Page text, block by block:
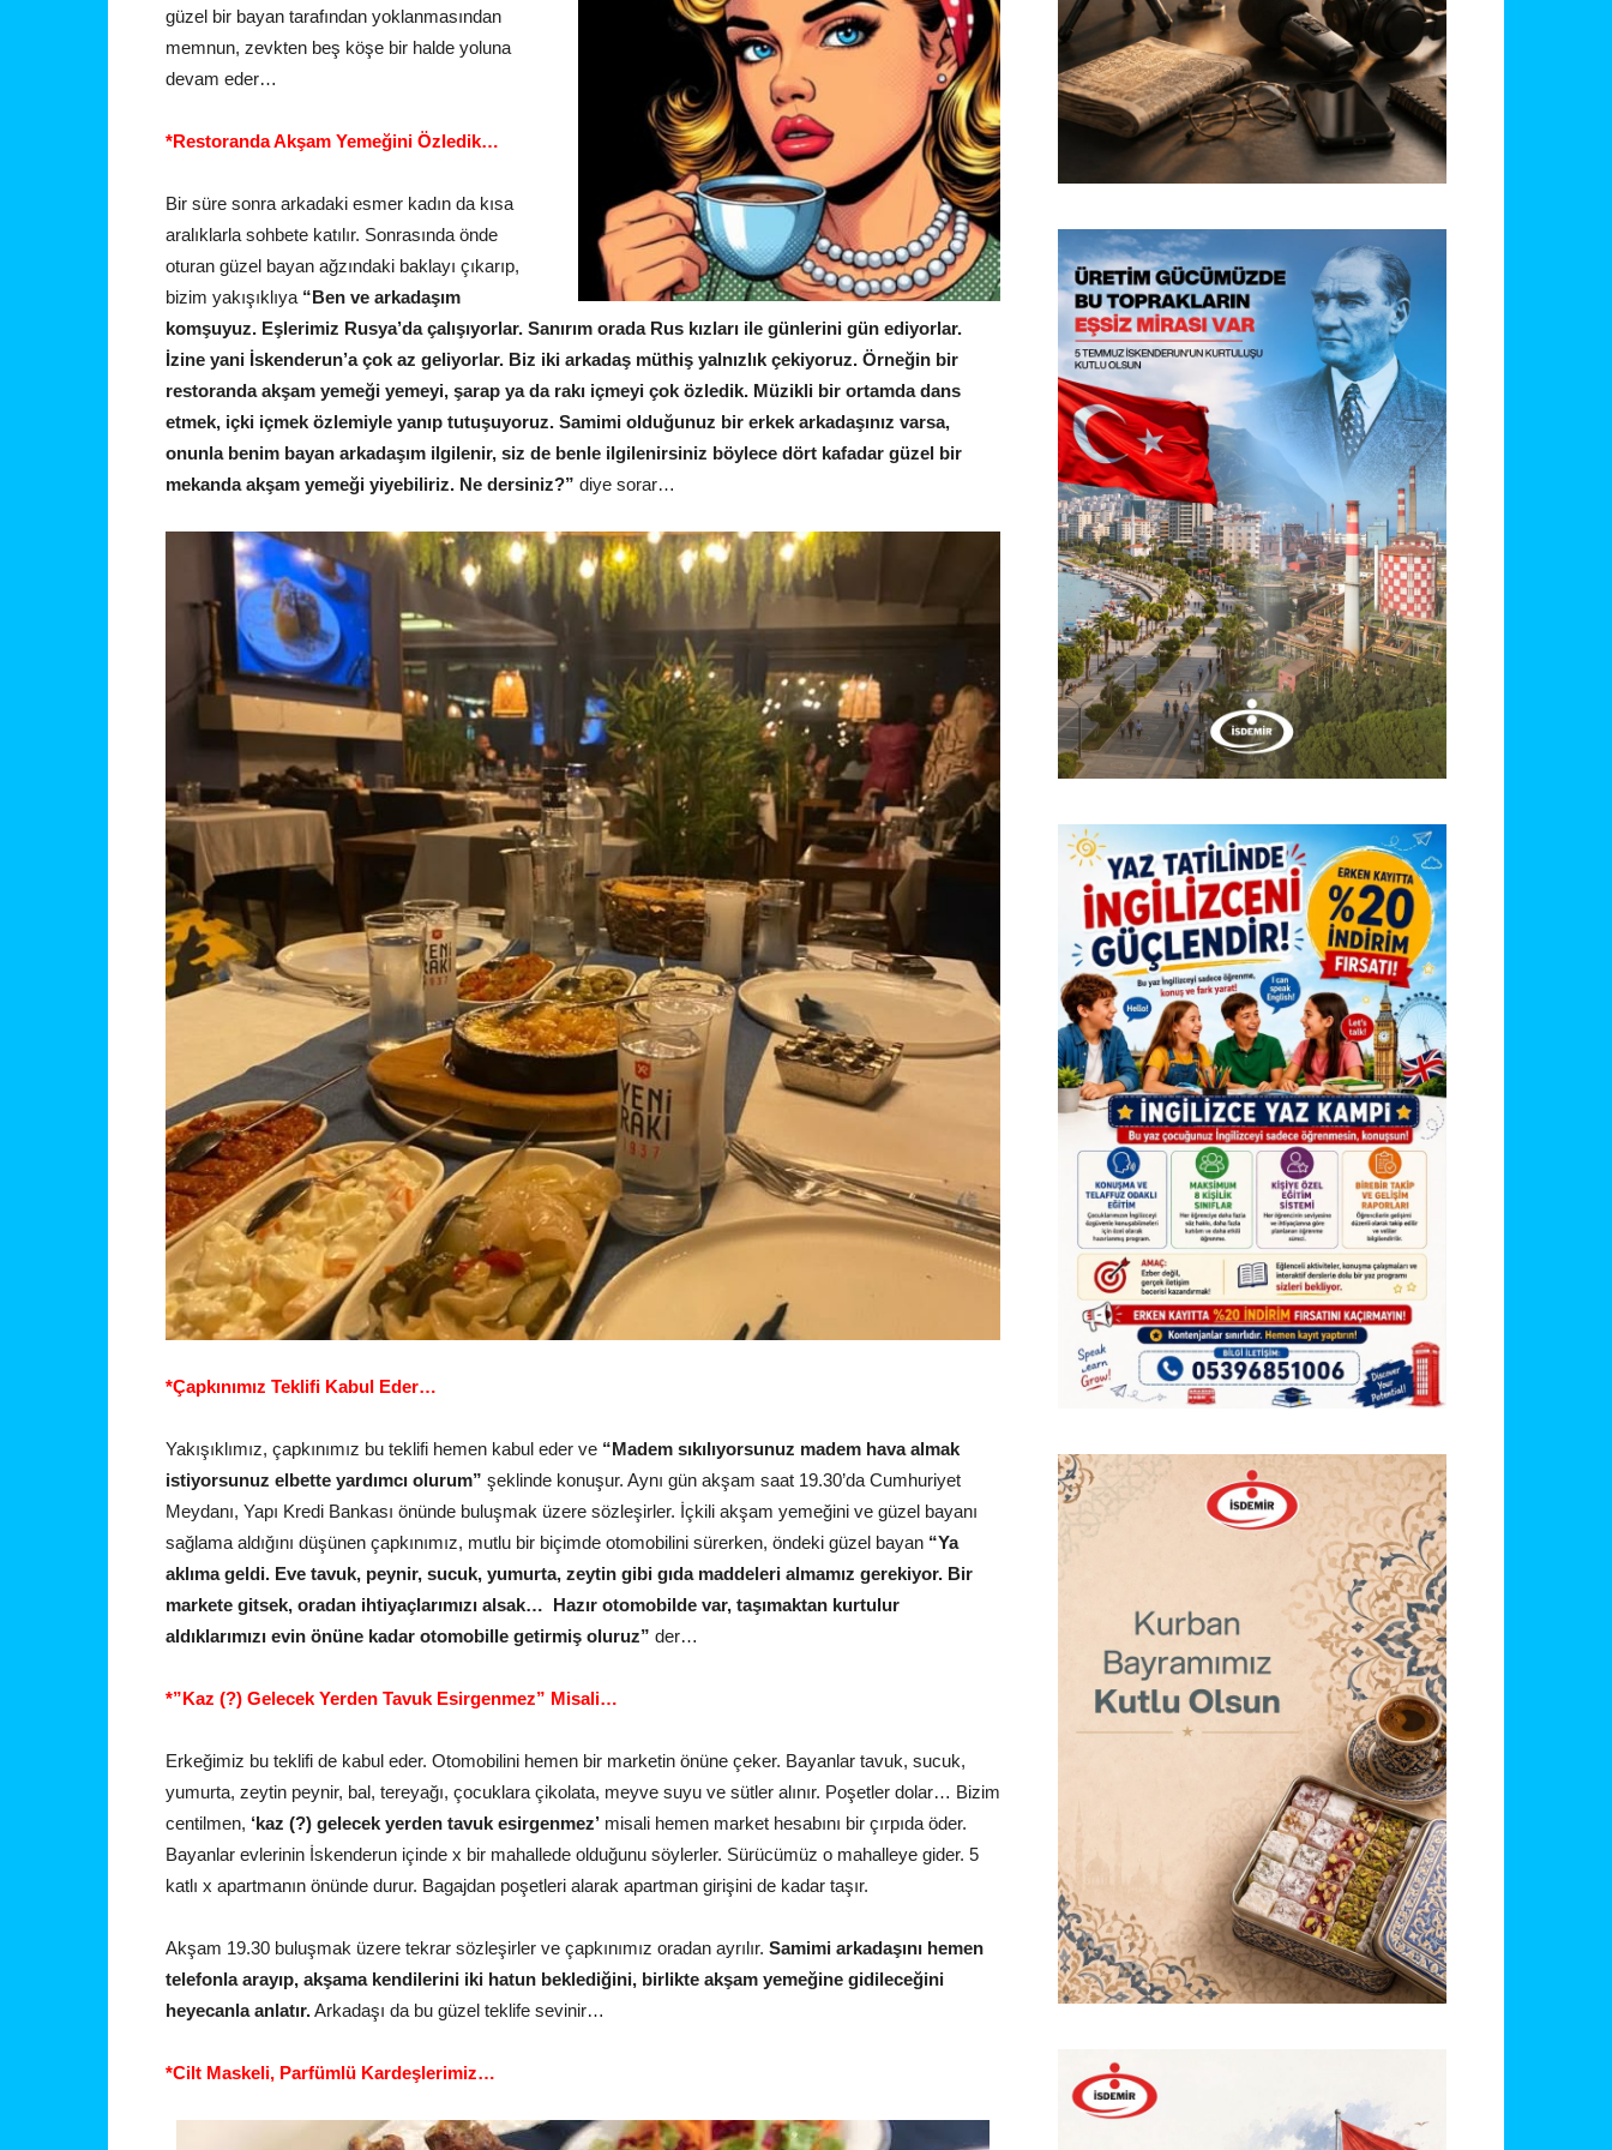
güzel bir bayan tarafından yoklanmasından
memnun, zevkten beş köşe bir halde yoluna
devam eder…
*Restoranda Akşam Yemeğini Özledik…
Bir süre sonra arkadaki esmer kadın da kısa
aralıklarla sohbete katılır. Sonrasında önde
oturan güzel bayan ağzındaki baklayı çıkarıp,
bizim yakışıklıya “Ben ve arkadaşım
komşuyuz. Eşlerimiz Rusya’da çalışıyorlar. Sanırım orada Rus kızları ile günlerini gün ediyorlar.
İzine yani İskenderun’a çok az geliyorlar. Biz iki arkadaş müthiş yalnızlık çekiyoruz. Örneğin bir
restoranda akşam yemeği yemeyi, şarap ya da rakı içmeyi çok özledik. Müzikli bir ortamda dans
etmek, içki içmek özlemiyle yanıp tutuşuyoruz. Samimi olduğunuz bir erkek arkadaşınız varsa,
onunla benim bayan arkadaşım ilgilenir, siz de benle ilgilenirsiniz böylece dört kafadar güzel bir
mekanda akşam yemeği yiyebiliriz. Ne dersiniz?” diye sorar…
*Çapkınımız Teklifi Kabul Eder…
Yakışıklımız, çapkınımız bu teklifi hemen kabul eder ve “Madem sıkılıyorsunuz madem hava almak
istiyorsunuz elbette yardımcı olurum” şeklinde konuşur. Aynı gün akşam saat 19.30’da Cumhuriyet
Meydanı, Yapı Kredi Bankası önünde buluşmak üzere sözleşirler. İçkili akşam yemeğini ve güzel bayanı
sağlama aldığını düşünen çapkınımız, mutlu bir biçimde otomobilini sürerken, öndeki güzel bayan “Ya
aklıma geldi. Eve tavuk, peynir, sucuk, yumurta, zeytin gibi gıda maddeleri almamız gerekiyor. Bir
markete gitsek, oradan ihtiyaçlarımızı alsak… Hazır otomobilde var, taşımaktan kurtulur
aldıklarımızı evin önüne kadar otomobille getirmiş oluruz” der…
*”Kaz (?) Gelecek Yerden Tavuk Esirgenmez” Misali…
Erkeğimiz bu teklifi de kabul eder. Otomobilini hemen bir marketin önüne çeker. Bayanlar tavuk, sucuk,
yumurta, zeytin peynir, bal, tereyağı, çocuklara çikolata, meyve suyu ve sütler alınır. Poşetler dolar… Bizim
centilmen, ‘kaz (?) gelecek yerden tavuk esirgenmez’ misali hemen market hesabını bir çırpıda öder.
Bayanlar evlerinin İskenderun içinde x bir mahallede olduğunu söylerler. Sürücümüz o mahalleye gider. 5
katlı x apartmanın önünde durur. Bagajdan poşetleri alarak apartman girişini de kadar taşır.
Akşam 19.30 buluşmak üzere tekrar sözleşirler ve çapkınımız oradan ayrılır. Samimi arkadaşını hemen
telefonla arayıp, akşama kendilerini iki hatun beklediğini, birlikte akşam yemeğine gidileceğini
heyecanla anlatır.Arkadaşı da bu güzel teklife sevinir…
*Cilt Maskeli, Parfümlü Kardeşlerimiz…